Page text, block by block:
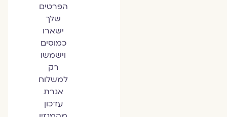
הפרטים
שלך
ישארו
כמוסים
וישמשו
רק
למשלוח
אגרת
עדכון